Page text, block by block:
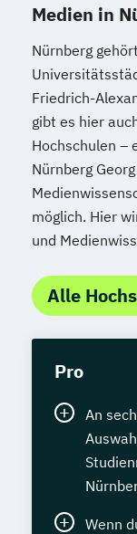
Medien in
Nürnberg
Friedrich-
gibt es hier
Hochschulen –
Nürnberg
möglich. Hier
und
Alle
Pro
An
Wenn